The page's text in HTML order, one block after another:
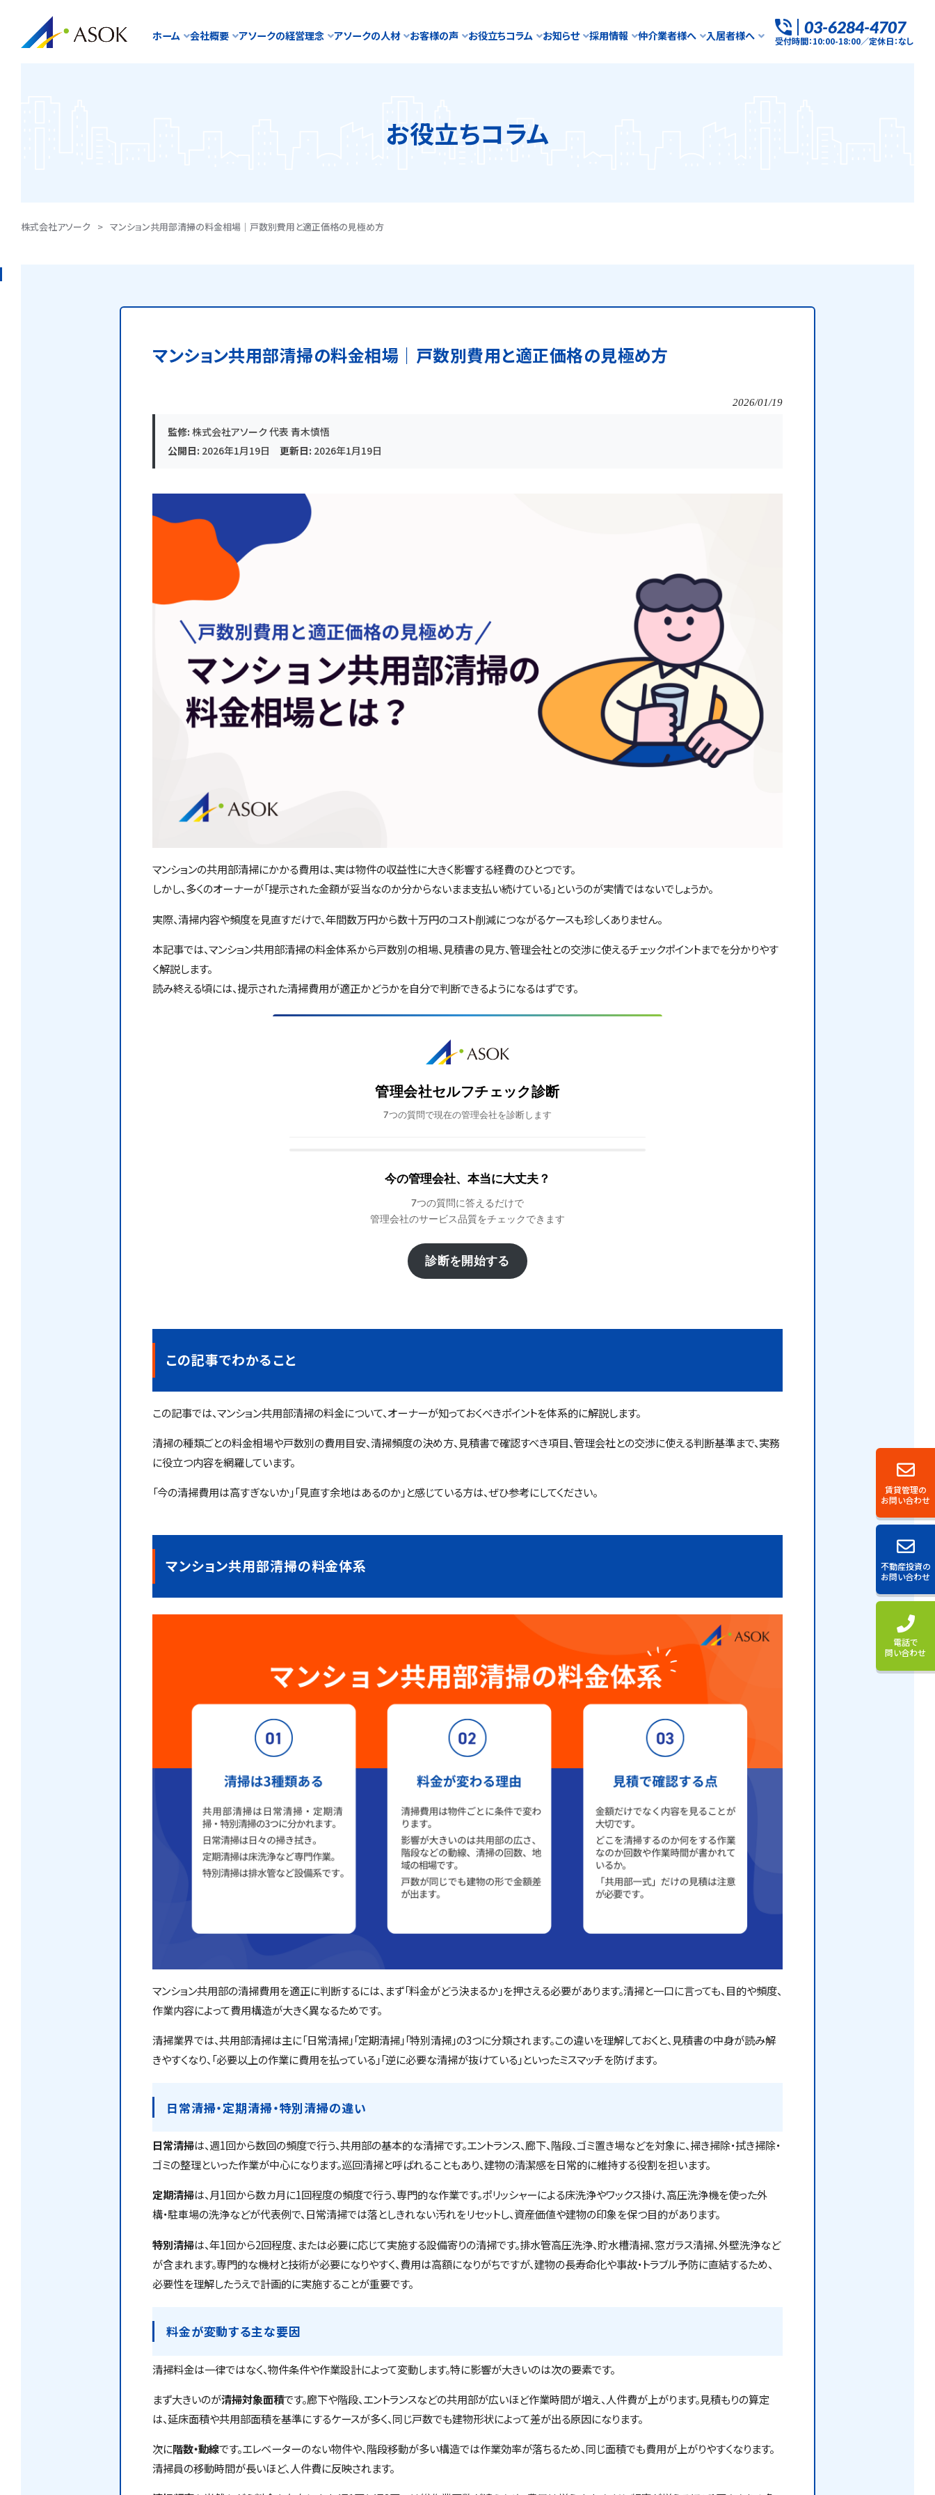
ホーム 会社概要 アソークの経営理念 アソークの人材 お客様の声 お役立ちコラム お知らせ 採用情報 仲介業者様へ 入居者様へ 03-6284-4707
受付時間：10:00-18:00／定休日：なし
お役立ちコラム
株式会社アソーク > マンション共用部清掃の料金相場｜戸数別費用と適正価格の見極め方
マンション共用部清掃の料金相場｜戸数別費用と適正価格の見極め方
2026/01/19
監修: 株式会社アソーク 代表 青木慎悟
公開日: 2026年1月19日更新日: 2026年1月19日
マンションの共用部清掃にかかる費用は、実は物件の収益性に大きく影響する経費のひとつです。
しかし、多くのオーナーが「提示された金額が妥当なのか分からないまま支払い続けている」というのが実情ではないでしょうか。
実際、清掃内容や頻度を見直すだけで、年間数万円から数十万円のコスト削減につながるケースも珍しくありません。
本記事では、マンション共用部清掃の料金体系から戸数別の相場、見積書の見方、管理会社との交渉に使えるチェックポイントまでを分かりやす
く解説します。
読み終える頃には、提示された清掃費用が適正かどうかを自分で判断できるようになるはずです。
管理会社セルフチェック診断
7つの質問で現在の管理会社を診断します
今の管理会社、本当に大丈夫？
7つの質問に答えるだけで
管理会社のサービス品質をチェックできます
診断を開始する
この記事でわかること
この記事では、マンション共用部清掃の料金について、オーナーが知っておくべきポイントを体系的に解説します。
清掃の種類ごとの料金相場や戸数別の費用目安、清掃頻度の決め方、見積書で確認すべき項目、管理会社との交渉に使える判断基準まで、実務
に役立つ内容を網羅しています。
「今の清掃費用は高すぎないか」「見直す余地はあるのか」と感じている方は、ぜひ参考にしてください。
マンション共用部清掃の料金体系
マンション共用部の清掃費用を適正に判断するには、まず「料金がどう決まるか」を押さえる必要があります。清掃と一口に言っても、目的や頻度、
作業内容によって費用構造が大きく異なるためです。
清掃業界では、共用部清掃は主に「日常清掃」「定期清掃」「特別清掃」の3つに分類されます。この違いを理解しておくと、見積書の中身が読み解
きやすくなり、「必要以上の作業に費用を払っている」「逆に必要な清掃が抜けている」といったミスマッチを防げます。
日常清掃・定期清掃・特別清掃の違い
日常清掃は、週1回から数回の頻度で行う、共用部の基本的な清掃です。エントランス、廊下、階段、ゴミ置き場などを対象に、掃き掃除・拭き掃除・
ゴミの整理といった作業が中心になります。巡回清掃と呼ばれることもあり、建物の清潔感を日常的に維持する役割を担います。
定期清掃は、月1回から数カ月に1回程度の頻度で行う、専門的な作業です。ポリッシャーによる床洗浄やワックス掛け、高圧洗浄機を使った外
構・駐車場の洗浄などが代表例で、日常清掃では落としきれない汚れをリセットし、資産価値や建物の印象を保つ目的があります。
特別清掃は、年1回から2回程度、または必要に応じて実施する設備寄りの清掃です。排水管高圧洗浄、貯水槽清掃、窓ガラス清掃、外壁洗浄など
が含まれます。専門的な機材と技術が必要になりやすく、費用は高額になりがちですが、建物の長寿命化や事故・トラブル予防に直結するため、
必要性を理解したうえで計画的に実施することが重要です。
料金が変動する主な要因
清掃料金は一律ではなく、物件条件や作業設計によって変動します。特に影響が大きいのは次の要素です。
まず大きいのが清掃対象面積です。廊下や階段、エントランスなどの共用部が広いほど作業時間が増え、人件費が上がります。見積もりの算定
は、延床面積や共用部面積を基準にするケースが多く、同じ戸数でも建物形状によって差が出る原因になります。
次に階数・動線です。エレベーターのない物件や、階段移動が多い構造では作業効率が落ちるため、同じ面積でも費用が上がりやすくなります。
清掃員の移動時間が長いほど、人件費に反映されます。
賃貸管理の
お問い合わせ
不動産投資の
お問い合わせ
電話で
問い合わせ